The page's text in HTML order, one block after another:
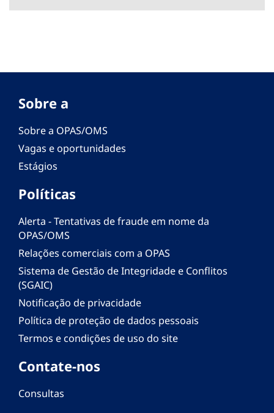
Sobre a
Sobre a OPAS/OMS
Vagas e oportunidades
Estágios
Políticas
Alerta - Tentativas de fraude em nome da
OPAS/OMS
Relações comerciais com a OPAS
Sistema de Gestão de Integridade e Conflitos
(SGAIC)
Notificação de privacidade
Política de proteção de dados pessoais
Termos e condições de uso do site
Contate-nos
Consultas